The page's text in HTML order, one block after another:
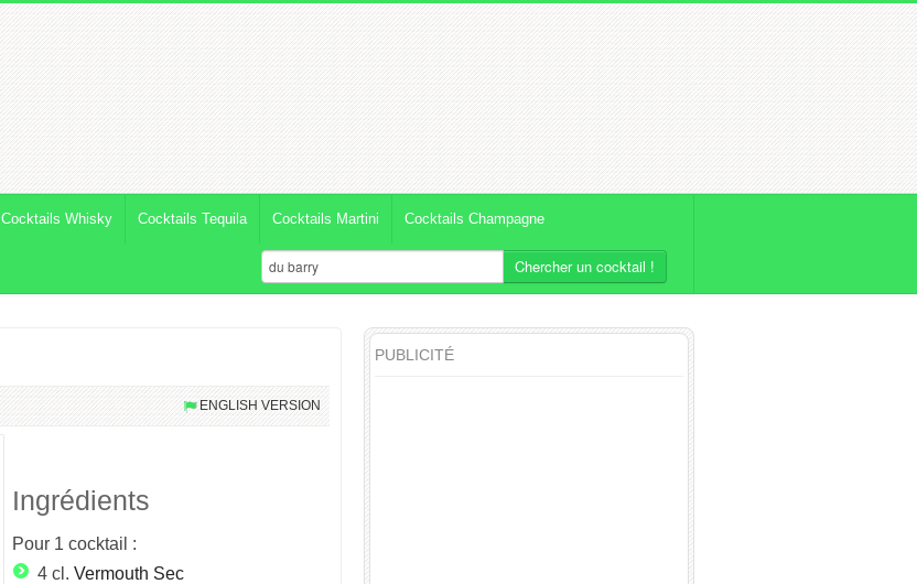
Cocktails Whisky Cocktails Tequila Cocktails Martini Cocktails Champagne
Chercher un cocktail !
ENGLISH VERSION
Ingrédients
Pour 1 cocktail :
4 cl. Vermouth Sec
PUBLICITÉ